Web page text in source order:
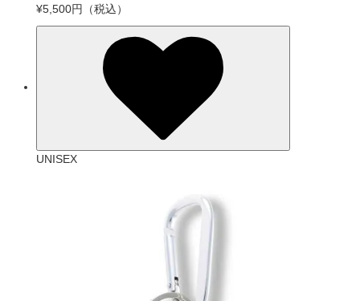
¥5,500円
（税込）
UNISEX